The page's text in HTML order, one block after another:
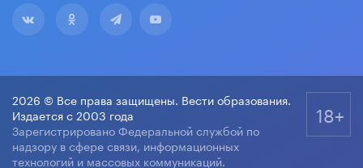
2026 © Все права защищены. Вести образования.
Издается с 2003 года
Зарегистрировано Федеральной службой по
надзору в сфере связи, информационных
технологий и массовых коммуникаций.
18+